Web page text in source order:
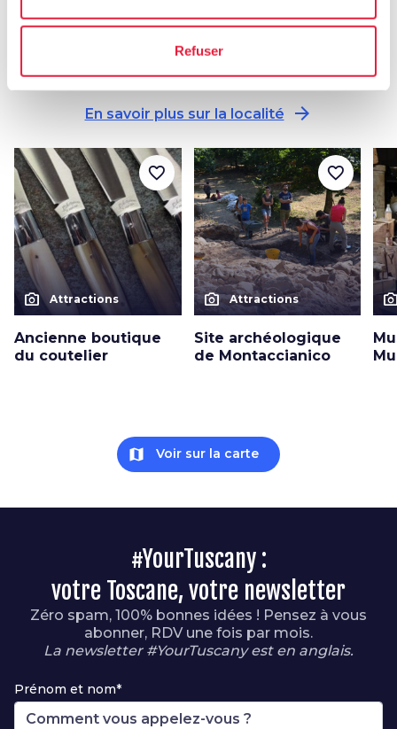
Refuser
Autres attractions
à Scarperia e San Piero
En savoir plus sur la localité arrow_forward
photo_camera Attractions
Ancienne boutique
du coutelier
favorite_border
photo_camera Attractions
Site archéologique
de Montaccianico
favorite_border
map Voir sur la carte
#YourTuscany :
votre Toscane, votre newsletter
Zéro spam, 100% bonnes idées ! Pensez à vous
abonner, RDV une fois par mois.
La newsletter #YourTuscany est en anglais.
Prénom et nom*